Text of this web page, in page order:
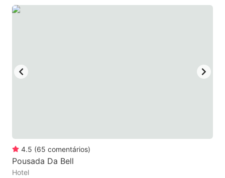
keyboard
keyboard
4.5 (65 comentários)
Pousada Da Bell
Hotel